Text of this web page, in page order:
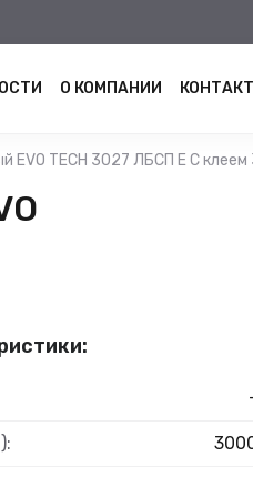
О КОМПАНИИ
EVO TECH 3027 ЛБСП E С